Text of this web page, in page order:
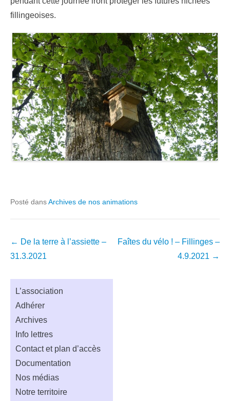
fillingeoises.
Posté dansArchives de nos animations
Navigation
dans
← De la terre à l’assiette –
31.3.2021
Faîtes du vélo ! – Fillinges –
4.9.2021 →
L’association
Adhérer
Archives
Info lettres
Contact et plan d’accès
Documentation
Nos médias
Notre territoire